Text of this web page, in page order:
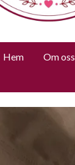
Hem Om oss